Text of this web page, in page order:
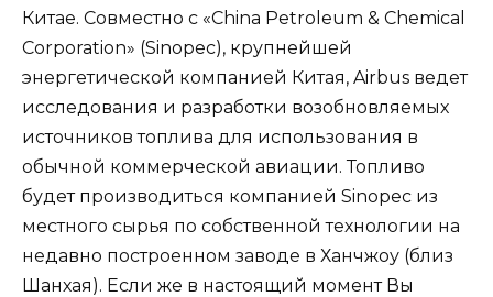
Китае. Совместно с «China Petroleum & Chemical
Corporation» (Sinopec), крупнейшей
энергетической компанией Китая, Airbus ведет
исследования и разработки возобновляемых
источников топлива для использования в
обычной коммерческой авиации. Топливо
будет производиться компанией Sinopec из
местного сырья по собственной технологии на
недавно построенном заводе в Ханчжоу (близ
Шанхая). Если же в настоящий момент Вы